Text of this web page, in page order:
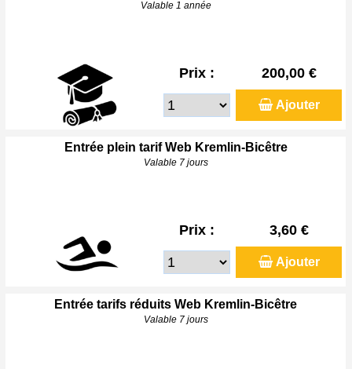
Valable 1 année
Prix : 200,00 €
Ajouter
Entrée plein tarif Web Kremlin-Bicêtre
Valable 7 jours
Prix : 3,60 €
Ajouter
Entrée tarifs réduits Web Kremlin-Bicêtre
Valable 7 jours